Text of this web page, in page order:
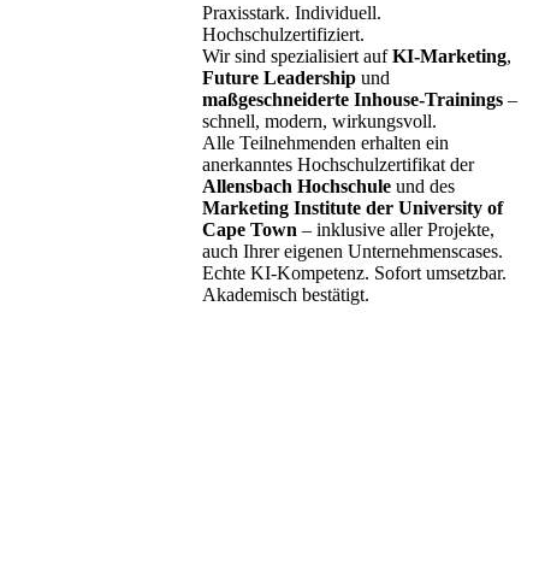
Praxisstark. Individuell.
Hochschulzertifiziert.
Wir sind spezialisiert aufKI-Marketing,
Future Leadership und
maßgeschneiderte Inhouse-Trainings –
schnell, modern, wirkungsvoll.
Alle Teilnehmenden erhalten ein
anerkanntes Hochschulzertifikat der
Allensbach Hochschule und des
Marketing Institute der University of
Cape Town – inklusive aller Projekte,
auch Ihrer eigenen Unternehmenscases.
Echte KI-Kompetenz. Sofort umsetzbar.
Akademisch bestätigt.